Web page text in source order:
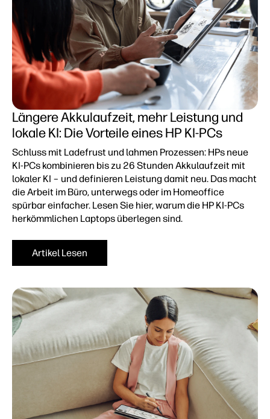
Längere Akkulaufzeit, mehr Leistung und
lokale KI: Die Vorteile eines HP KI-PCs
Schluss mit Ladefrust und lahmen Prozessen: HPs neue
KI-PCs kombinieren bis zu 26 Stunden Akkulaufzeit mit
lokaler KI – und definieren Leistung damit neu. Das macht
die Arbeit im Büro, unterwegs oder im Homeoffice
spürbar einfacher. Lesen Sie hier, warum die HP KI-PCs
herkömmlichen Laptops überlegen sind.
Artikel Lesen